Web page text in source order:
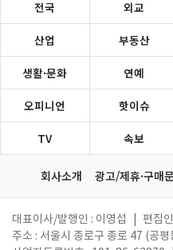
전국 외교
산업 부동산
생활·문화 연예
오피니언 핫이슈
TV 속보
회사소개 광고/제휴·구매
대표이사/발행인 : 이영섭 편집
주소 : 서울시 종로구 종로 47 (공